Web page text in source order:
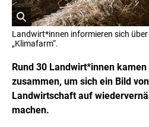
ö
f
n
e
t
B
i
Landwirt*innen informieren sich
„Klimafarm“.
Rund 30 Landwirt*innen
zusammen, um sich ein Bild
Landwirtschaft auf
machen.